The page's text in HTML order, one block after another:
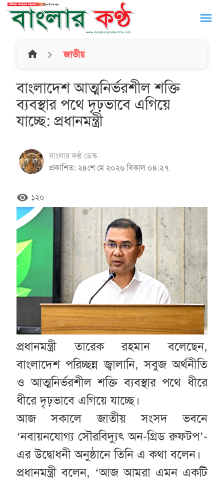
menu
home জাতীয়
বাংলাদেশ আত্মনির্ভরশীল শক্তি
ব্যবস্থার পথে দৃঢ়ভাবে এগিয়ে
যাচ্ছে: প্রধানমন্ত্রী
বাংলার কণ্ঠ ডেস্ক
প্রকাশিত: ২৪শে মে ২০২৬ বিকাল ০৪:২৭
remove_red_eye ১২০
প্রধানমন্ত্রী তারেক রহমান বলেছেন,
বাংলাদেশ পরিচ্ছন্ন জ্বালানি, সবুজ অর্থনীতি
ও আত্মনির্ভরশীল শক্তি ব্যবস্থার পথে ধীরে
ধীরে দৃঢ়ভাবে এগিয়ে যাচ্ছে।
আজ সকালে জাতীয় সংসদ ভবনে
‘নবায়নযোগ্য সৌরবিদ্যুৎ অন-গ্রিড রুফটপ’-
এর উদ্বোধনী অনুষ্ঠানে তিনি এ কথা বলেন।
প্রধানমন্ত্রী বলেন, ‘আজ আমরা এমন একটি